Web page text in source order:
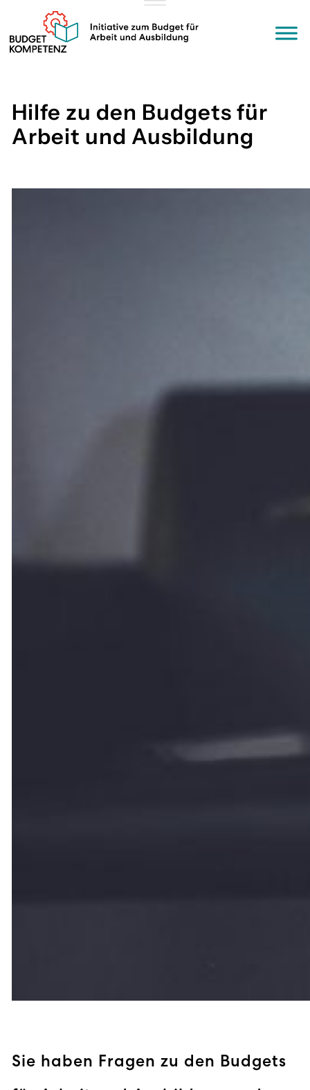
Inhalt
Hilfe zu den Budgets für
Arbeit und Ausbildung
Sie haben Fragen zu den Budgets